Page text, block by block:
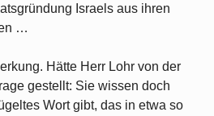
Israels aus ihren
…
Hätte Herr Lohr von der
gestellt: Sie wissen doch
Wort gibt, das in etwa so